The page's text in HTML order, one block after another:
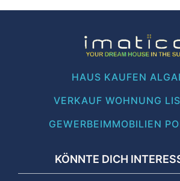
HAUS KAUFEN
VERKAUF WOHNUNG
GEWERBEIMMOBILIEN
KÖNNTE DICH